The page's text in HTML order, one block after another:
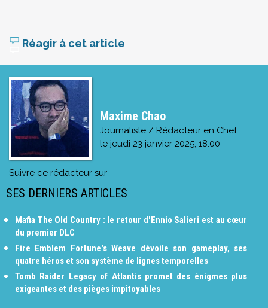
Réagir à cet article
Maxime Chao
Journaliste / Rédacteur en Chef
le jeudi 23 janvier 2025, 18:00
Suivre ce rédacteur sur
SES DERNIERS ARTICLES
Mafia The Old Country : le retour d'Ennio Salieri est au cœur
du premier DLC
Fire Emblem Fortune's Weave dévoile son gameplay, ses
quatre héros et son système de lignes temporelles
Tomb Raider Legacy of Atlantis promet des énigmes plus
exigeantes et des pièges impitoyables